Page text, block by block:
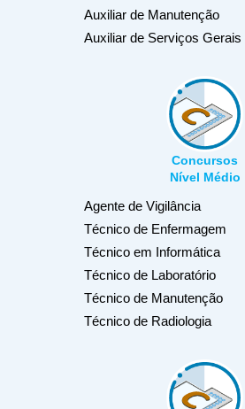
Auxiliar de Manutenção
Auxiliar de Serviços Gerais
Concursos
Nível Médio
Agente de Vigilância
Técnico de Enfermagem
Técnico em Informática
Técnico de Laboratório
Técnico de Manutenção
Técnico de Radiologia